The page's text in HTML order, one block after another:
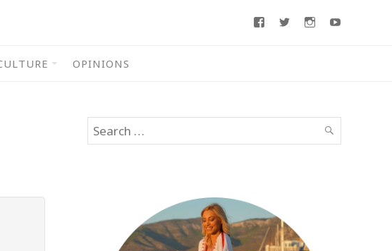
FacebookTwitterInstagram
OPINIONS
Search
for:
SEARCH